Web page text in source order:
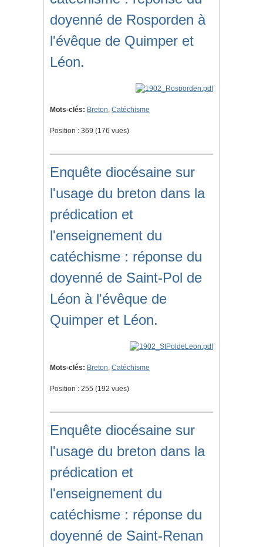
doyenné de Rosporden à
l'évêque de Quimper et
Léon.
Mots-clés: Breton, Catéchisme
Position : 369 (176 vues)
Enquête diocésaine sur
l'usage du breton dans la
prédication et
l'enseignement du
catéchisme : réponse du
doyenné de Saint-Pol de
Léon à l'évêque de
Quimper et Léon.
Mots-clés: Breton, Catéchisme
Position : 255 (192 vues)
Enquête diocésaine sur
l'usage du breton dans la
prédication et
l'enseignement du
catéchisme : réponse du
doyenné de Saint-Renan